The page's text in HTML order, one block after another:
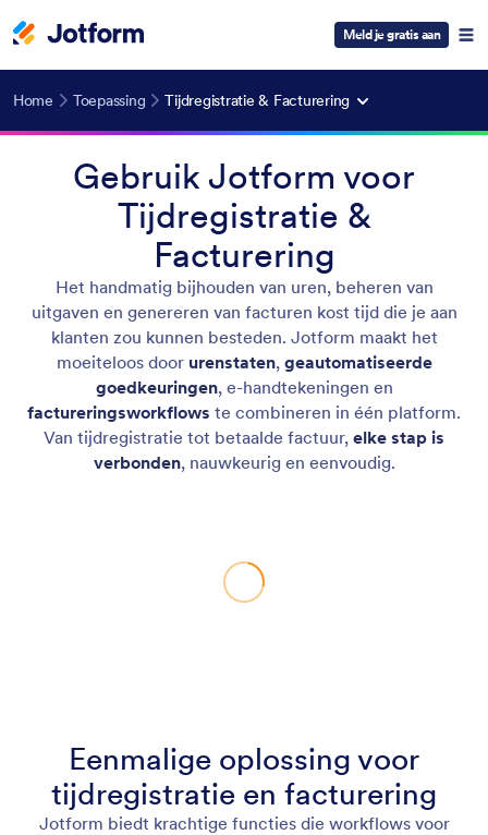
Meld je gratis aan
Home Toepassing Tijdregistratie & Facturering
Gebruik Jotform voor
Tijdregistratie &
Facturering
Het handmatig bijhouden van uren, beheren van
uitgaven en genereren van facturen kost tijd die je aan
klanten zou kunnen besteden. Jotform maakt het
moeiteloos door urenstaten, geautomatiseerde
goedkeuringen, e-handtekeningen en
factureringsworkflows te combineren in één platform.
Van tijdregistratie tot betaalde factuur, elke stap is
verbonden, nauwkeurig en eenvoudig.
Eenmalige oplossing voor
tijdregistratie en facturering
Jotform biedt krachtige functies die workflows voor